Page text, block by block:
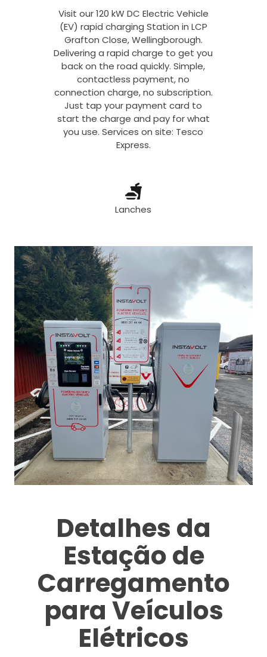
Visit our 120 kW DC Electric Vehicle
(EV) rapid charging Station in LCP
Grafton Close, Wellingborough.
Delivering a rapid charge to get you
back on the road quickly. Simple,
contactless payment, no
connection charge, no subscription.
Just tap your payment card to
start the charge and pay for what
you use. Services on site: Tesco
Express.
Lanches
Detalhes da
Estação de
Carregamento
para Veículos
Elétricos